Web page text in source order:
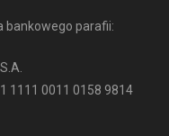
bankowego parafii:
1111 0011 0158 9814